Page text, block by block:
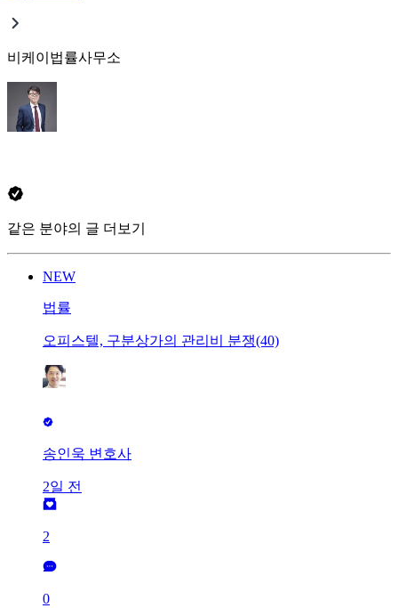
비케이법률사무소
같은 분야의 글 더보기
NEW
법률
오피스텔, 구분상가의 관리비 분쟁(40)
송인욱 변호사
2일 전
2
0